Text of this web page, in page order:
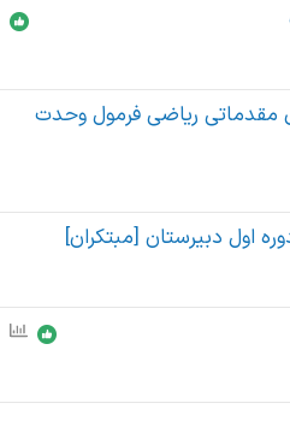
مقدماتی ریاضی فرمول وحدت
اول دبیرستان [مبتکران]
ن